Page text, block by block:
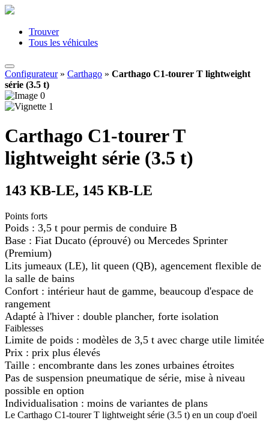
Trouver
Tous les véhicules
Configurateur» Carthago » Carthago C1-tourer T lightweight
série (3.5 t)
Carthago C1-tourer T
lightweight série (3.5 t)
143 KB-LE, 145 KB-LE
Points forts
Poids : 3,5 t pour permis de conduire B
Base : Fiat Ducato (éprouvé) ou Mercedes Sprinter
(Premium)
Lits jumeaux (LE), lit queen (QB), agencement flexible de
la salle de bains
Confort : intérieur haut de gamme, beaucoup d'espace de
rangement
Adapté à l'hiver : double plancher, forte isolation
Faiblesses
Limite de poids : modèles de 3,5 t avec charge utile limitée
Prix : prix plus élevés
Taille : encombrante dans les zones urbaines étroites
Pas de suspension pneumatique de série, mise à niveau
possible en option
Individualisation : moins de variantes de plans
Le Carthago C1-tourer T lightweight série (3.5 t) en un coup d'oeil